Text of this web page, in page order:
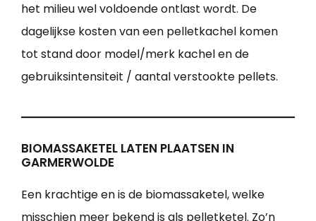
het milieu wel voldoende ontlast wordt. De
dagelijkse kosten van een pelletkachel komen
tot stand door model/merk kachel en de
gebruiksintensiteit / aantal verstookte pellets.
BIOMASSAKETEL LATEN PLAATSEN IN
GARMERWOLDE
Een krachtige en is de biomassaketel, welke
misschien meer bekend is als pelletketel. Zo’n